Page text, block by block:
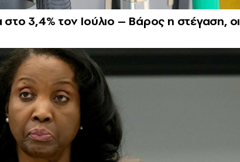
3,4% τον Ιούλιο – Βάρος η στέγαση, οι